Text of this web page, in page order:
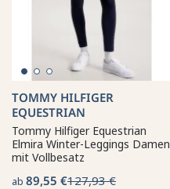
TOMMY HILFIGER
EQUESTRIAN
Tommy Hilfiger Equestrian
Elmira Winter-Leggings Damen
mit Vollbesatz
ab 89,55 €127,93 €